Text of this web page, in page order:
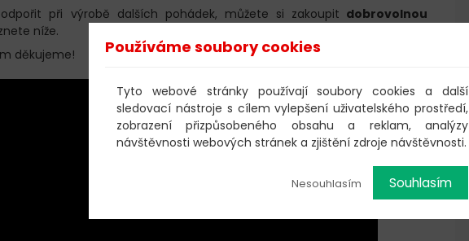
při výrobě dalších pohádek, můžete si zakoupit dobrovolnou
níže.
děkujeme!
Používáme soubory cookies
Tyto webové stránky používají soubory cookies a další
sledovací nástroje s cílem vylepšení uživatelského prostředí,
zobrazení přizpůsobeného obsahu a reklam, analýzy
návštěvnosti webových stránek a zjištění zdroje návštěvnosti.
Nesouhlasím Souhlasím